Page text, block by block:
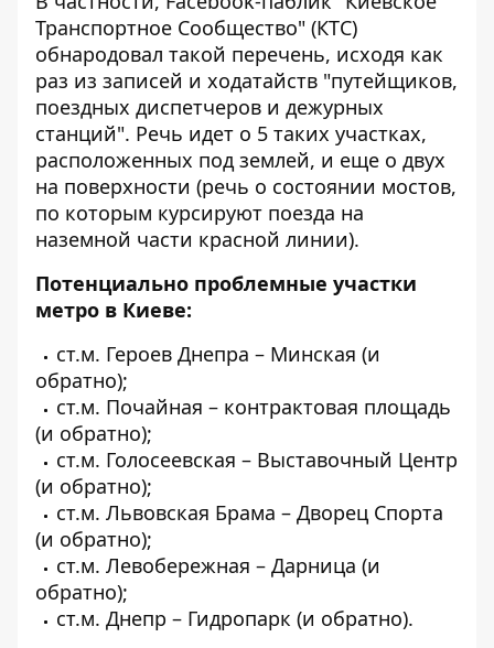
Транспортное Сообщество" (КТС)
обнародовал такой перечень, исходя как
раз из записей и ходатайств "путейщиков,
поездных диспетчеров и дежурных
станций". Речь идет о 5 таких участках,
расположенных под землей, и еще о двух
на поверхности (речь о состоянии мостов,
по которым курсируют поезда на
наземной части красной линии).
Потенциально проблемные участки
метро в Киеве:
ст.м. Героев Днепра – Минская (и
обратно);
ст.м. Почайная – контрактовая площадь
(и обратно);
ст.м. Голосеевская – Выставочный Центр
(и обратно);
ст.м. Львовская Брама – Дворец Спорта
(и обратно);
ст.м. Левобережная – Дарница (и
обратно);
ст.м. Днепр – Гидропарк (и обратно).